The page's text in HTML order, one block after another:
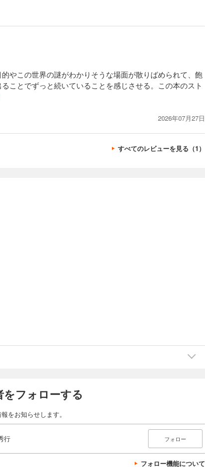
やこの世界の謎がわかりそうな場面が散りばめられて、飽
ことでずっと続いていることを感じさせる。この本のスト
2026年07月27日
すべてのレビューを見る（1）
をフォローする
をお知らせします。
行 フォロー
フォロー機能について